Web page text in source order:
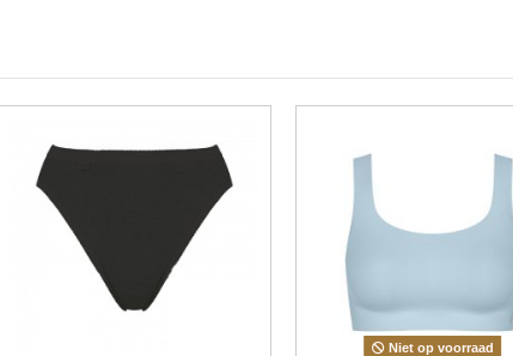
Niet op voorraad